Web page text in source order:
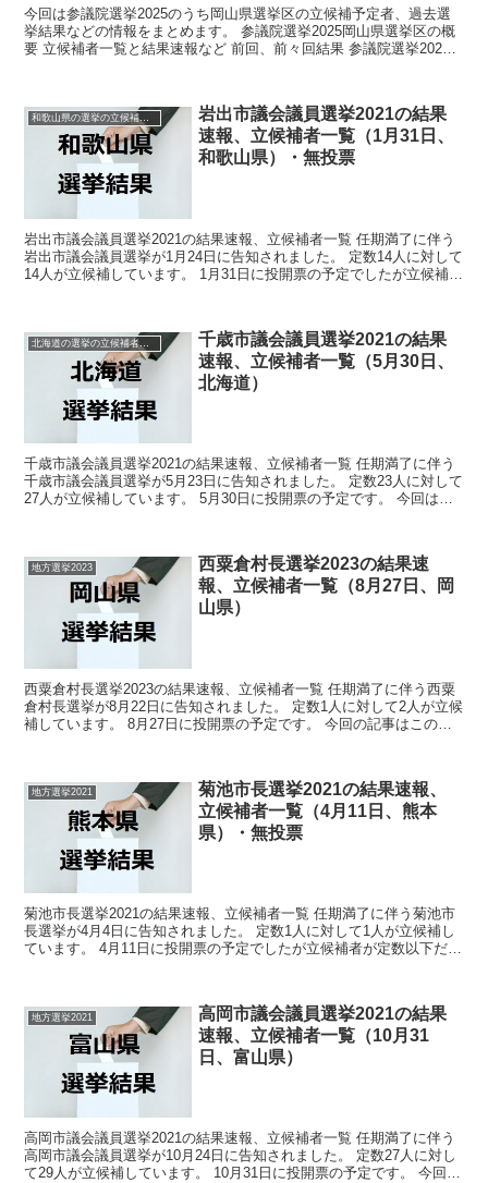
今回は参議院選挙2025のうち岡山県選挙区の立候補予定者、過去選
挙結果などの情報をまとめます。 参議院選挙2025岡山県選挙区の概
要 立候補者一覧と結果速報など 前回、前々回結果 参議院選挙2025
和歌山県の選挙の立候補者と結果速報一覧
岩出市議会議員選挙2021の結果
速報、立候補者一覧（1月31日、
和歌山県）・無投票
岩出市議会議員選挙2021の結果速報、立候補者一覧 任期満了に伴う
岩出市議会議員選挙が1月24日に告知されました。 定数14人に対して
14人が立候補しています。 1月31日に投開票の予定でしたが立候補者
北海道の選挙の立候補者と結果速報一覧
千歳市議会議員選挙2021の結果
速報、立候補者一覧（5月30日、
北海道）
千歳市議会議員選挙2021の結果速報、立候補者一覧 任期満了に伴う
千歳市議会議員選挙が5月23日に告知されました。 定数23人に対して
27人が立候補しています。 5月30日に投開票の予定です。 今回はこ
地方選挙2023
西粟倉村長選挙2023の結果速
報、立候補者一覧（8月27日、岡
山県）
西粟倉村長選挙2023の結果速報、立候補者一覧 任期満了に伴う西粟
倉村長選挙が8月22日に告知されました。 定数1人に対して2人が立候
補しています。 8月27日に投開票の予定です。 今回の記事はこの西
地方選挙2021
菊池市長選挙2021の結果速報、
立候補者一覧（4月11日、熊本
県）・無投票
菊池市長選挙2021の結果速報、立候補者一覧 任期満了に伴う菊池市
長選挙が4月4日に告知されました。 定数1人に対して1人が立候補し
ています。 4月11日に投開票の予定でしたが立候補者が定数以下だっ
地方選挙2021
高岡市議会議員選挙2021の結果
速報、立候補者一覧（10月31
日、富山県）
高岡市議会議員選挙2021の結果速報、立候補者一覧 任期満了に伴う
高岡市議会議員選挙が10月24日に告知されました。 定数27人に対し
て29人が立候補しています。 10月31日に投開票の予定です。 今回は